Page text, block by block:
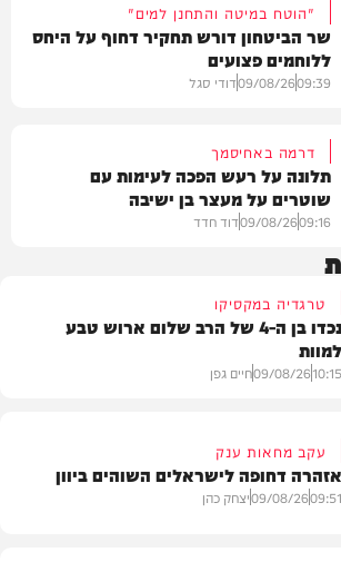
"הוטח במיטה והתחנן למים"
שר הביטחון דורש תחקיר דחוף על היחס
ללוחמים פצועים
09:39
09/08/26דודי סגל
דרמה באחיסמך
תלונה על רעש הפכה לעימות עם
שוטרים על מעצר בן ישיבה
09:16
09/08/26דוד חדד
טרגדיה במקסיקו
נכדו בן ה-4 של הרב שלום ארוש טבע
למוות
10:15
09/08/26חיים גפן
עקב מחאות ענק
אזהרה דחופה לישראלים השוהים ביוון
09:51
09/08/26יצחק כהן